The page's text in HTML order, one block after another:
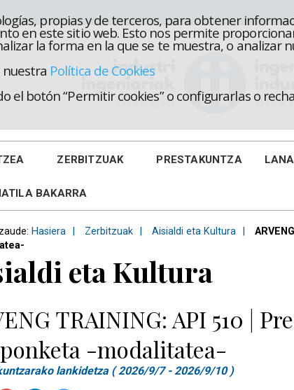
propias y de terceros, para obtener
en este sitio web. Esto nos permite
la forma en la que se te muestra, o analizar
Política de Cookies
el botón “Permitir cookies” o configurarlas o
ZERBITZUAK PRESTAKUNTZA
BAKARRA
Hasiera Zerbitzuak Aisialdi eta Kultura
eta Kultura
TRAINING: API 510 |
-modalitatea-
lankidetza ( 2026/9/7 - 2026/9/10 )